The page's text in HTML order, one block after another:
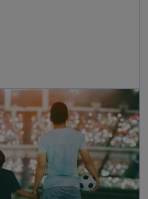
新しいタブで開く